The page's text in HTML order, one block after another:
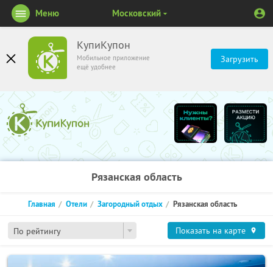
КупиКупон
Мобильное приложение
ещё удобнее
Загрузить
Меню Московский
Рязанская область
По рейтингу
Главная Отели Загородный отдых Рязанская область
Показать на карте